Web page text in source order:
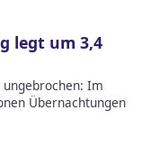
legt um 3,4
Im
Übernachtungen